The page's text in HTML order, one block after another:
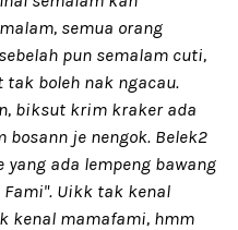
semua orang
pun semalam cuti,
boleh nak ngacau.
biksut krim kraker ada
je nengok. Belek2
yang ada lempeng bawang
Uikk tak kenal
kenal mamafami, hmm